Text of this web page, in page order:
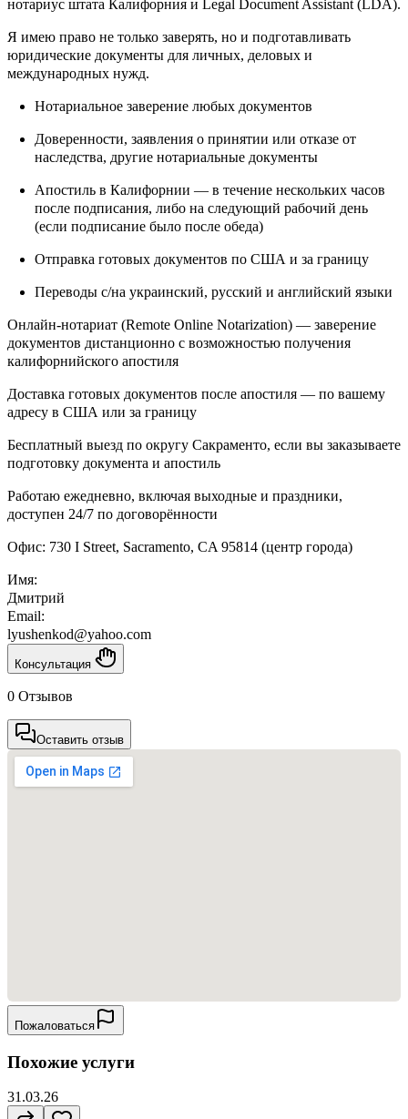
нотариус штата Калифорния и Legal Document Assistant (LDA).
Я имею право не только заверять, но и подготавливать
юридические документы для личных, деловых и
международных нужд.
Нотариальное заверение любых документов
Доверенности, заявления о принятии или отказе от
наследства, другие нотариальные документы
Апостиль в Калифорнии — в течение нескольких часов
после подписания, либо на следующий рабочий день
(если подписание было после обеда)
Отправка готовых документов по США и за границу
Переводы с/на украинский, русский и английский языки
Онлайн-нотариат (Remote Online Notarization) — заверение
документов дистанционно с возможностью получения
калифорнийского апостиля
Доставка готовых документов после апостиля — по вашему
адресу в США или за границу
Бесплатный выезд по округу Сакраменто, если вы заказываете
подготовку документа и апостиль
Работаю ежедневно, включая выходные и праздники,
доступен 24/7 по договорённости
Офис: 730 I Street, Sacramento, CA 95814 (центр города)
Имя:
Дмитрий
Email:
lyushenkod@yahoo.com
Консультация
0 Отзывов
Оставить отзыв
Пожаловаться
Похожие услуги
31.03.26